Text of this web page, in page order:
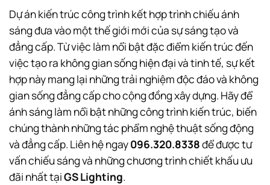
Dự án kiến trúc công trình kết hợp trình chiếu ánh
sáng đưa vào một thế giới mới của sự sáng tạo và
đẳng cấp. Từ việc làm nổi bật đặc điểm kiến trúc đến
việc tạo ra không gian sống hiện đại và tinh tế, sự kết
hợp này mang lại những trải nghiệm độc đáo và không
gian sống đẳng cấp cho cộng đồng xây dựng. Hãy để
ánh sáng làm nổi bật những công trình kiến trúc, biến
chúng thành những tác phẩm nghệ thuật sống động
và đẳng cấp. Liên hệ ngay096.320.8338để được tư
vấn chiếu sáng và những chương trình chiết khấu ưu
đãi nhất tạiGS Lighting.